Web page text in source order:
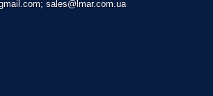
sales@lmar.com.ua